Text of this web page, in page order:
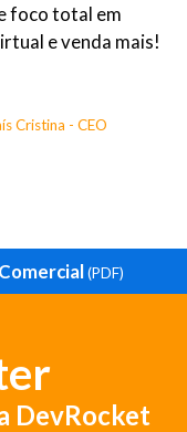
foco total em
e venda mais!
Cristina - CEO
(PDF)
DevRocket